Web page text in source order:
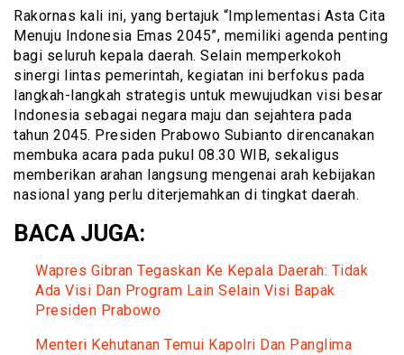
Rakornas kali ini, yang bertajuk “Implementasi Asta Cita
Menuju Indonesia Emas 2045”, memiliki agenda penting
bagi seluruh kepala daerah. Selain memperkokoh
sinergi lintas pemerintah, kegiatan ini berfokus pada
langkah-langkah strategis untuk mewujudkan visi besar
Indonesia sebagai negara maju dan sejahtera pada
tahun 2045. Presiden Prabowo Subianto direncanakan
membuka acara pada pukul 08.30 WIB, sekaligus
memberikan arahan langsung mengenai arah kebijakan
nasional yang perlu diterjemahkan di tingkat daerah.
BACA JUGA:
Wapres Gibran Tegaskan Ke Kepala Daerah: Tidak
Ada Visi Dan Program Lain Selain Visi Bapak
Presiden Prabowo
Menteri Kehutanan Temui Kapolri Dan Panglima